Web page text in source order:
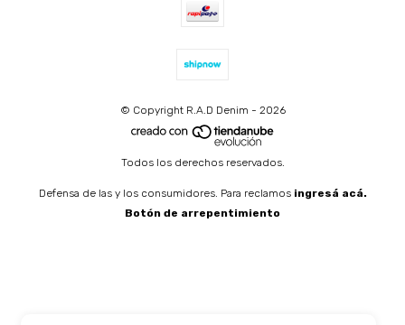
© Copyright R.A.D Denim - 2026
Todos los derechos reservados.
Defensa de las y los consumidores. Para reclamos ingresá acá.
Botón de arrepentimiento